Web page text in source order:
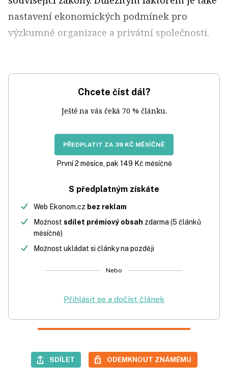
nastavení ekonomických podmínek pro
výzkumné organizace a privátní společnosti.
Chcete číst dál?
Ještě na vás čeká 70 % článku.
PŘEDPLATIT ZA 39 KČ MĚSÍČNĚ
První 2 měsíce, pak 149 Kč měsíčně
S předplatným získáte
Web Ekonom.cz bez reklam
Možnost sdílet prémiový obsah zdarma (5 článků
měsíčně)
Možnost ukládat si články na později
Nebo
Přihlásit se a dočíst článek
SDÍLET ODEMKNOUT ZNÁMÉMU